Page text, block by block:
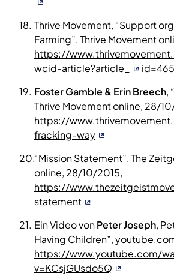
Thrive Movement, “Support
Farming”, Thrive Movement
https://
wcid-article?article_
id=465
Foster Gamble & Erin Breech,
Thrive Movement online, 28/
https://
fracking-way
“Mission Statement”, The
online, 28/10/2015,
https://
statement
Ein Video vonPeter Joseph,
Having Children”,
https://www.youtube.com/
v=KCsjGUsdo5Q